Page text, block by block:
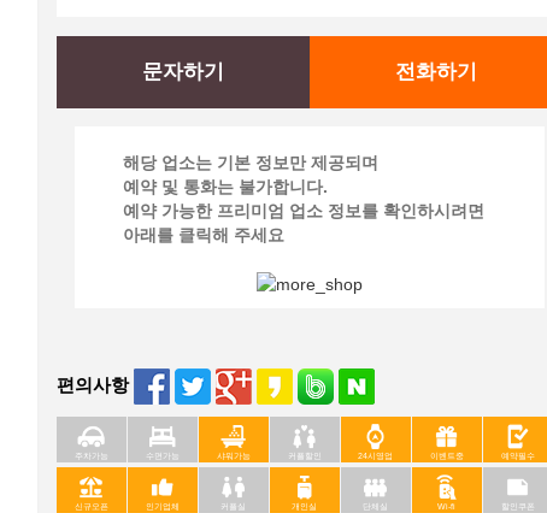
문자하기 전화하기
해당 업소는 기본 정보만 제공되며
예약 및 통화는 불가합니다.
예약 가능한 프리미엄 업소 정보를 확인하시려면
아래를 클릭해 주세요
편의사항
주차가능 수면가능 샤워가능 커플할인 24시영업 이벤트중 예약필수
신규오픈 인기업체 커플실 개인실 단체실 Wi-fi 할인쿠폰